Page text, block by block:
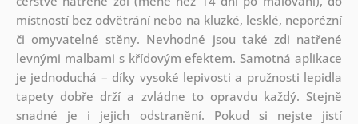
místností bez odvětrání nebo na kluzké, lesklé, neporézní
či omyvatelné stěny. Nevhodné jsou také zdi natřené
levnými malbami s křídovým efektem. Samotná aplikace
je jednoduchá – díky vysoké lepivosti a pružnosti lepidla
tapety dobře drží a zvládne to opravdu každý. Stejně
snadné je i jejich odstranění. Pokud si nejste jistí